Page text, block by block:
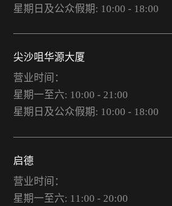
星期日及公众假期: 10:00 - 18:00
尖沙咀华源大厦
营业时间：
星期一至六: 10:00 - 21:00
星期日及公众假期: 10:00 - 18:00
启德
营业时间：
星期一至六: 11:00 - 20:00